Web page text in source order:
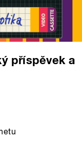
příspěvek a